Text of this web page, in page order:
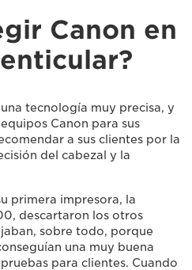
Canon en
tecnología muy precisa, y
Canon para sus
a sus clientes por la
del cabezal y la
primera impresora, la
descartaron los otros
sobre todo, porque
una muy buena
para clientes. Cuando